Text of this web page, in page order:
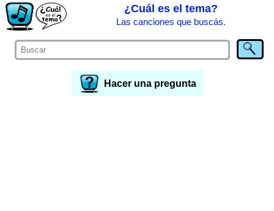
¿Cuál es el tema?
Las canciones que buscás.
Hacer una pregunta